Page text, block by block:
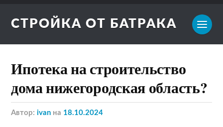
СТРОЙКА ОТ БАТРАКА
Ипотека на строительство
дома нижегородская область?
Автор:ivan на 18.10.2024